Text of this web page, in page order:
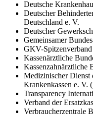
Deutsche
Deutscher
Deutschland e. V.
Deutscher
Gemeinsamer
GKV-Spitzenverband
Kassenärztliche
Medizinischer Dienst
Krankenkassen e. V.
Transparency
Verband der
Verbraucherzentrale